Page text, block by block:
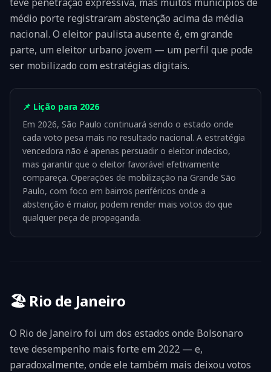
médio porte registraram abstenção acima da média
nacional. O eleitor paulista ausente é, em grande
parte, um eleitor urbano jovem — um perfil que pode
ser mobilizado com estratégias digitais.
📌 Lição para 2026
Em 2026, São Paulo continuará sendo o estado onde
cada voto pesa mais no resultado nacional. A estratégia
vencedora não é apenas persuadir o eleitor indeciso,
mas garantir que o eleitor favorável efetivamente
compareça. Operações de mobilização na Grande São
Paulo, com foco em bairros periféricos onde a
abstenção é maior, podem render mais votos do que
qualquer peça de propaganda.
🏖️ Rio de Janeiro
O Rio de Janeiro foi um dos estados onde Bolsonaro
teve desempenho mais forte em 2022 — e,
paradoxalmente, onde ele também mais deixou votos